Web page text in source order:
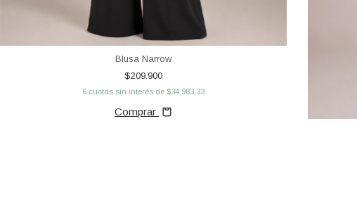
Blusa Narrow
$209.900
6 cuotas sin interés de $34.983,33
Comprar